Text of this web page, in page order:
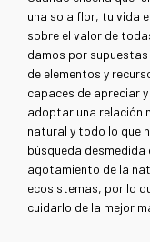
una sola flor, tu vida
sobre el valor de
damos por
de elementos y
capaces de apreciar
adoptar una relación
natural y todo lo que
búsqueda desmedida
agotamiento de la
ecosistemas, por lo
cuidarlo de la mejor